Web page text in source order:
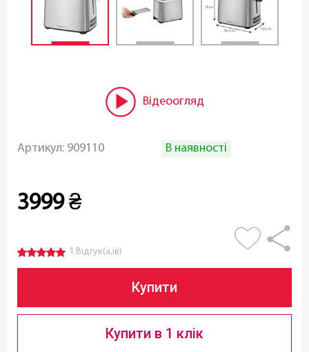
Відеоогляд
Артикул: 909110 В наявності
3999 ₴
1 Відгук(а,ів)
Купити
Купити в 1 клік